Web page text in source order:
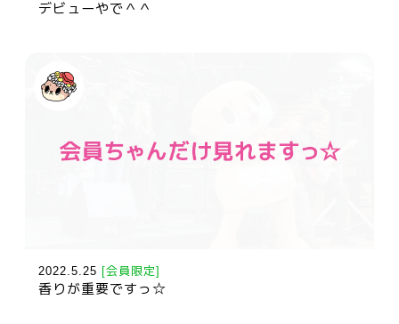
デビューやで＾＾
2022.5.25 [会員限定]
香りが重要ですっ☆